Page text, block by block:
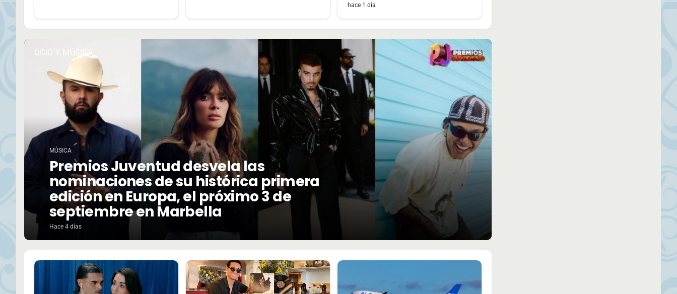
hace 1 día
OCIO Y MÚSICA
MÚSICA
Premios Juventud desvela las
nominaciones de su histórica primera
edición en Europa, el próximo 3 de
septiembre en Marbella
Hace 4 días